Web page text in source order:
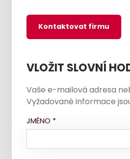
Kontaktovat firmu
VLOŽIT SLOVNÍ
Vaše e-mailová adresa
Vyžadované informace
JMÉNO *